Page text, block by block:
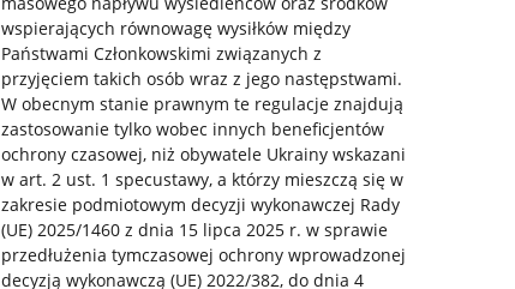
wspierających równowagę wysiłków między
Państwami Członkowskimi związanych z
przyjęciem takich osób wraz z jego następstwami.
W obecnym stanie prawnym te regulacje znajdują
zastosowanie tylko wobec innych beneficjentów
ochrony czasowej, niż obywatele Ukrainy wskazani
w art. 2 ust. 1 specustawy, a którzy mieszczą się w
zakresie podmiotowym decyzji wykonawczej Rady
(UE) 2025/1460 z dnia 15 lipca 2025 r. w sprawie
przedłużenia tymczasowej ochrony wprowadzonej
decyzją wykonawczą (UE) 2022/382, do dnia 4